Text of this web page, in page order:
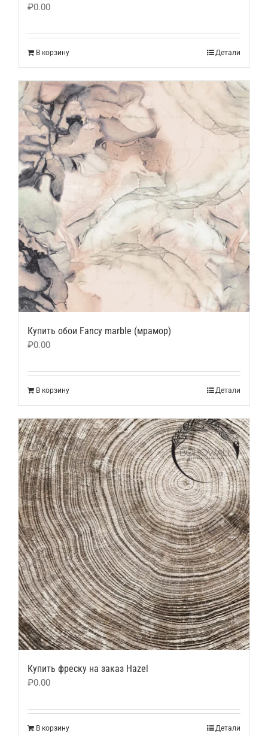
₽0.00
В корзину Детали
Купить обои Fancy marble (мрамор)
₽0.00
В корзину Детали
Купить фреску на заказ Hazel
₽0.00
В корзину Детали